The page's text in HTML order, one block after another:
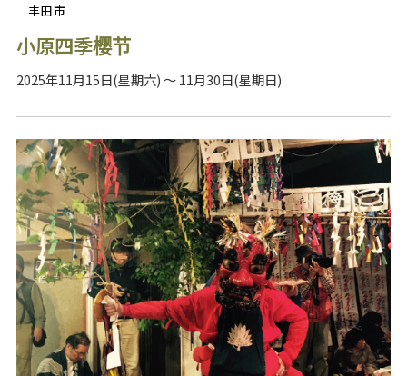
丰田市
小原四季樱节
2025年11月15日(星期六) ～ 11月30日(星期日)